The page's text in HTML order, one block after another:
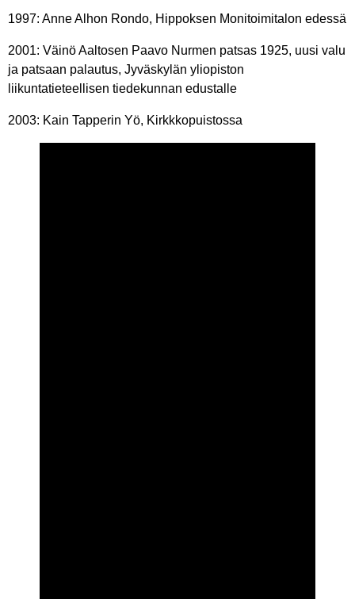
1997: Anne Alhon Rondo, Hippoksen Monitoimitalon edessä
2001: Väinö Aaltosen Paavo Nurmen patsas 1925, uusi valu
ja patsaan palautus, Jyväskylän yliopiston
liikuntatieteellisen tiedekunnan edustalle
2003: Kain Tapperin Yö, Kirkkkopuistossa